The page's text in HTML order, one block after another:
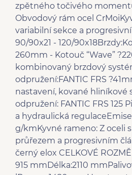
zpětného točivého
Obvodový rám ocel
variabilní sekce a
90/90x21 - 120/
260mm - Kotouč “Wave”
kombinovaný brzdový
odpružení:FANTIC FRS
nastavení, kované hliníkové
odpružení: FANTIC FRS 125
a hydraulická regulaceEmise
g/kmKyvné rameno: Z oceli
průřezem a progresivním
černý elox CELKOVÉ
915 mmDélka:2110